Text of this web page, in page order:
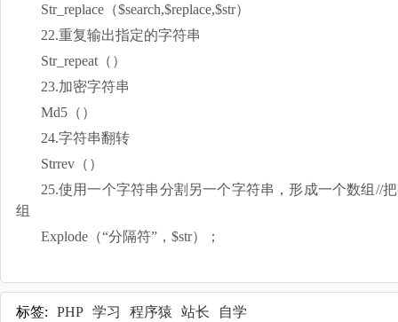
Str_replace（$search,$replace,$str）
22.重复输出指定的字符串
Str_repeat（）
23.加密字符串
Md5（）
24.字符串翻转
Strrev（）
25.使用一个字符串分割另一个字符串，形成一个数组//
组
Explode（“分隔符”，$str）；
标签: PHP 学习 程序猿 站长 自学